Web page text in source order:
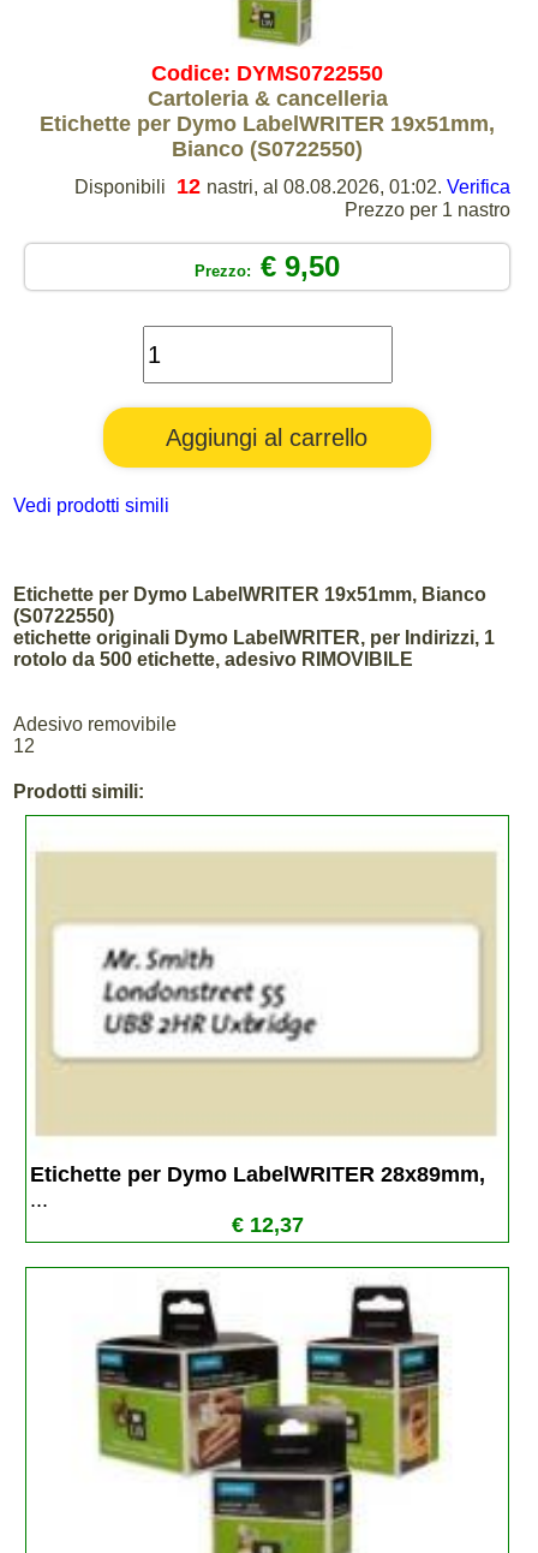
Codice: DYMS0722550
Cartoleria & cancelleria
Etichette per Dymo LabelWRITER 19x51mm,
Bianco (S0722550)
Disponibili 12 nastri, al 08.08.2026, 01:02. Verifica
Prezzo per 1 nastro
Prezzo: € 9,50
Vedi prodotti simili
Etichette per Dymo LabelWRITER 19x51mm, Bianco
(S0722550)
etichette originali Dymo LabelWRITER, per Indirizzi, 1
rotolo da 500 etichette, adesivo RIMOVIBILE
Adesivo removibile
12
Prodotti simili:
Etichette per Dymo LabelWRITER 28x89mm,
...
€ 12,37